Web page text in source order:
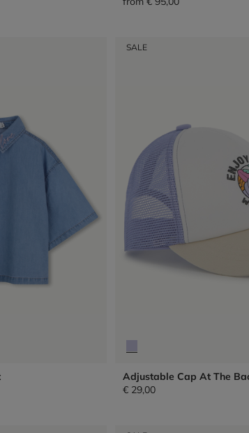
SALE
Adjustable Cap At The
€ 29,00